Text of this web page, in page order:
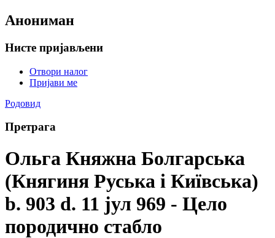
Анониман
Нисте пријављени
Отвори налог
Пријави ме
Родовид
Претрага
Ольга Княжна Болгарська
(Княгиня Руська і Київська)
b. 903 d. 11 јул 969 - Цело
породично стабло